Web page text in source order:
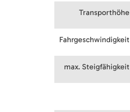
Transporthöhe
Fahrgeschwindigkeit
max. Steigfähigkeit